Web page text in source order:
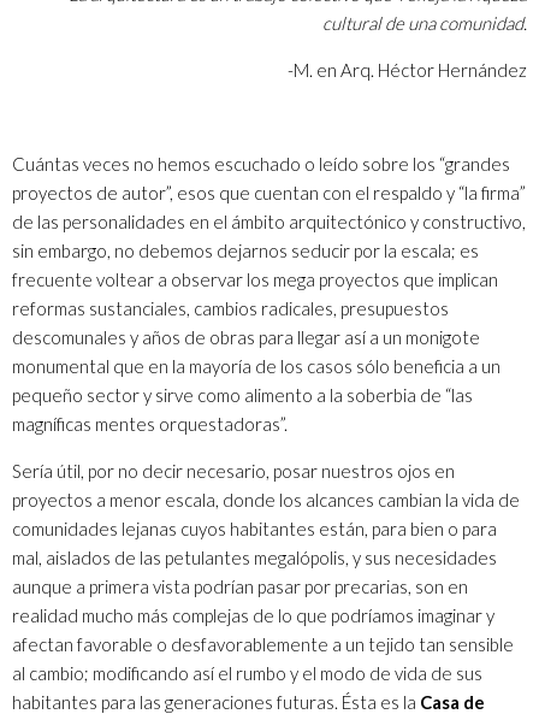
cultural de una comunidad.
-M. en Arq. Héctor Hernández
Cuántas veces no hemos escuchado o leído sobre los “grandes
proyectos de autor”, esos que cuentan con el respaldo y “la firma”
de las personalidades en el ámbito arquitectónico y constructivo,
sin embargo, no debemos dejarnos seducir por la escala; es
frecuente voltear a observar los mega proyectos que implican
reformas sustanciales, cambios radicales, presupuestos
descomunales y años de obras para llegar así a un monigote
monumental que en la mayoría de los casos sólo beneficia a un
pequeño sector y sirve como alimento a la soberbia de “las
magníficas mentes orquestadoras”.
Sería útil, por no decir necesario, posar nuestros ojos en
proyectos a menor escala, donde los alcances cambian la vida de
comunidades lejanas cuyos habitantes están, para bien o para
mal, aislados de las petulantes megalópolis, y sus necesidades
aunque a primera vista podrían pasar por precarias, son en
realidad mucho más complejas de lo que podríamos imaginar y
afectan favorable o desfavorablemente a un tejido tan sensible
al cambio; modificando así el rumbo y el modo de vida de sus
habitantes para las generaciones futuras. Ésta es la Casa de